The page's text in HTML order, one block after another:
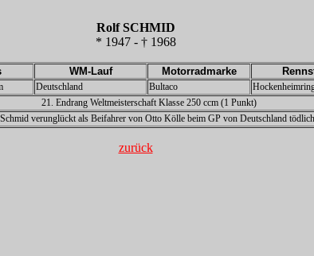
Rolf SCHMID
* 1947 - † 1968
WM-Lauf Motorradmarke
Deutschland Bultaco
21. Endrang Weltmeisterschaft Klasse 250 ccm (1 Punkt)
verunglückt als Beifahrer von Otto Kölle beim GP von Deutschland
zurück